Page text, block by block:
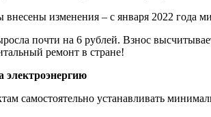
изменения – с января 2022 года
почти на 6 рублей. Взнос
ремонт в стране!
самостоятельно устанавливать